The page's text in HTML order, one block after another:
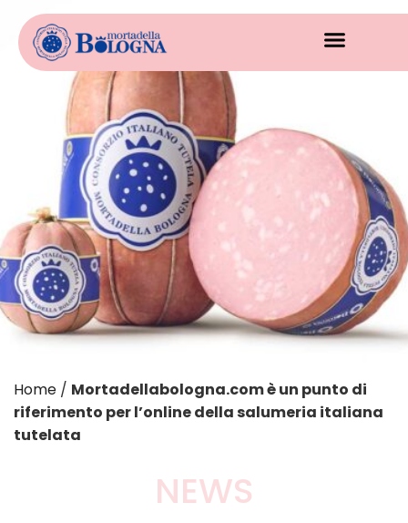
Home / Mortadellabologna.com è un punto di
riferimento per l’online della salumeria italiana
tutelata
NEWS